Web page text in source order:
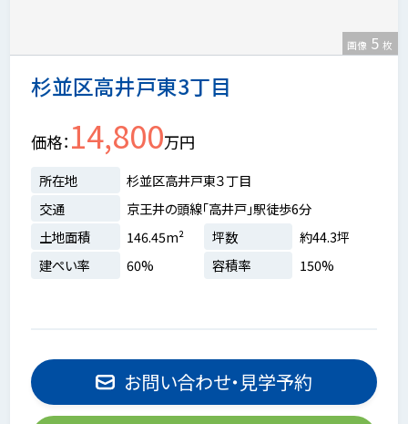
杉並区高井戸東3丁目
画像 5 枚
価格 14,800万円
所在地
杉並区高井戸東３丁目
交通
京王井の頭線「高井戸」駅徒歩6分
土地面積
146.45m² 坪数
約44.3坪
建ぺい率
60% 容積率 150%
お問い合わせ・見学予約